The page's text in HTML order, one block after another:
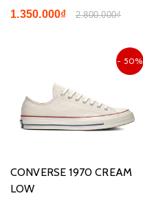
1.350.000₫ 2.800.000₫
- 50%
CONVERSE 1970 CREAM
LOW